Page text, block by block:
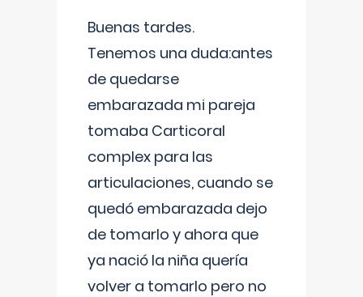
Buenas tardes.
Tenemos una duda:antes
de quedarse
embarazada mi pareja
tomaba Carticoral
complex para las
articulaciones, cuando se
quedó embarazada dejo
de tomarlo y ahora que
ya nació la niña quería
volver a tomarlo pero no